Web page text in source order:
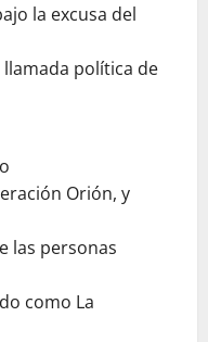
la excusa del
política de
Orión, y
las personas
como La